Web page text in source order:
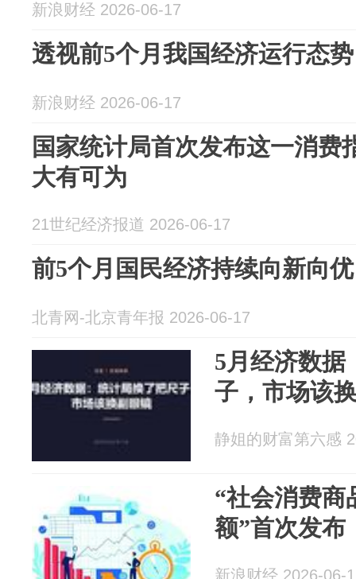
新浪财经 2026-06-17
透视前5个月我国经济运行态势
新浪财经 2026-06-17
国家统计局首次发布这一消费
大有可为
21世纪经济报道 2026-06-17
前5个月国民经济持续向新向优
北青网-北京青年报 2026-06-17
5月经济数据
子，市场该
静姐的财富第六感
“社会消费商
额”首次发布
新浪财经 2026-06-